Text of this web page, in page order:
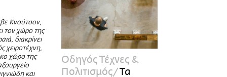
Κνούτσον,
τον χώρο της
διακρίνει
χειροτέχνη,
χώρο της
και
Οδηγός Τέχνες &
Πολιτισμός Τα